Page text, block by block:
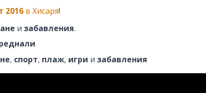
2016 в Хисаря!
и забавления.
, спорт, плаж, игри и забавления